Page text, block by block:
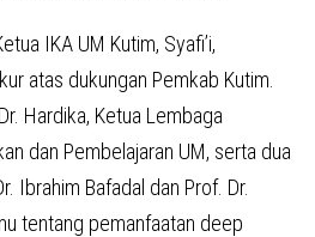
IKA UM Kutim, Syafi’i,
atas dukungan Pemkab Kutim.
Hardika, Ketua Lembaga
dan Pembelajaran UM, serta dua
Ibrahim Bafadal dan Prof. Dr.
tentang pemanfaatan deep